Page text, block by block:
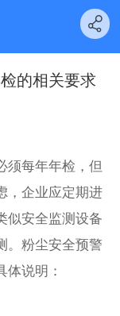
的相关要求
须每年年检，但
，企业应定期进
似安全监测设备
。粉尘安全预警
体说明：